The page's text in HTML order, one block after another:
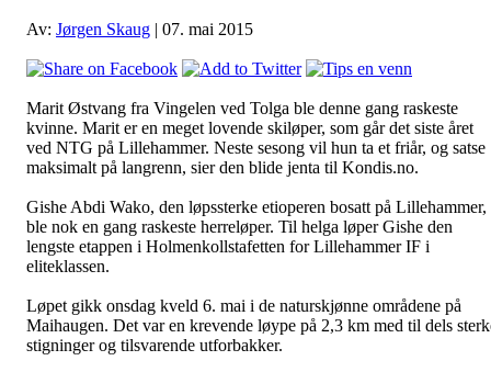
Av: Jørgen Skaug | 07. mai 2015
Marit Østvang fra Vingelen ved Tolga ble denne gang raskeste
kvinne. Marit er en meget lovende skiløper, som går det siste året
ved NTG på Lillehammer. Neste sesong vil hun ta et friår, og satse
maksimalt på langrenn, sier den blide jenta til Kondis.no.
Gishe Abdi Wako, den løpssterke etioperen bosatt på Lillehammer,
ble nok en gang raskeste herreløper. Til helga løper Gishe den
lengste etappen i Holmenkollstafetten for Lillehammer IF i
eliteklassen.
Løpet gikk onsdag kveld 6. mai i de naturskjønne områdene på
Maihaugen. Det var en krevende løype på 2,3 km med til dels
stigninger og tilsvarende utforbakker.